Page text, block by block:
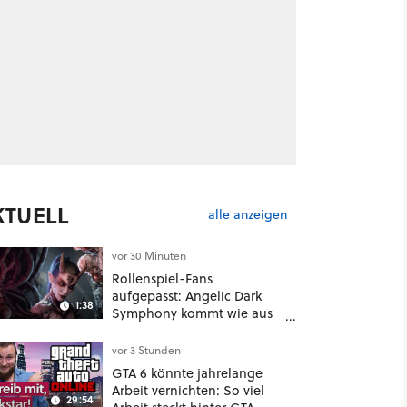
alle anzeigen
1:38
vor 30 Minuten
Rollenspiel-Fans
aufgepasst: Angelic Dark
Symphony kommt wie aus
ein Mix aus Baldur's Gate 3,
XCOM und Mass Effect
29:54
vor 3 Stunden
GTA 6 könnte jahrelange
Arbeit vernichten: So viel